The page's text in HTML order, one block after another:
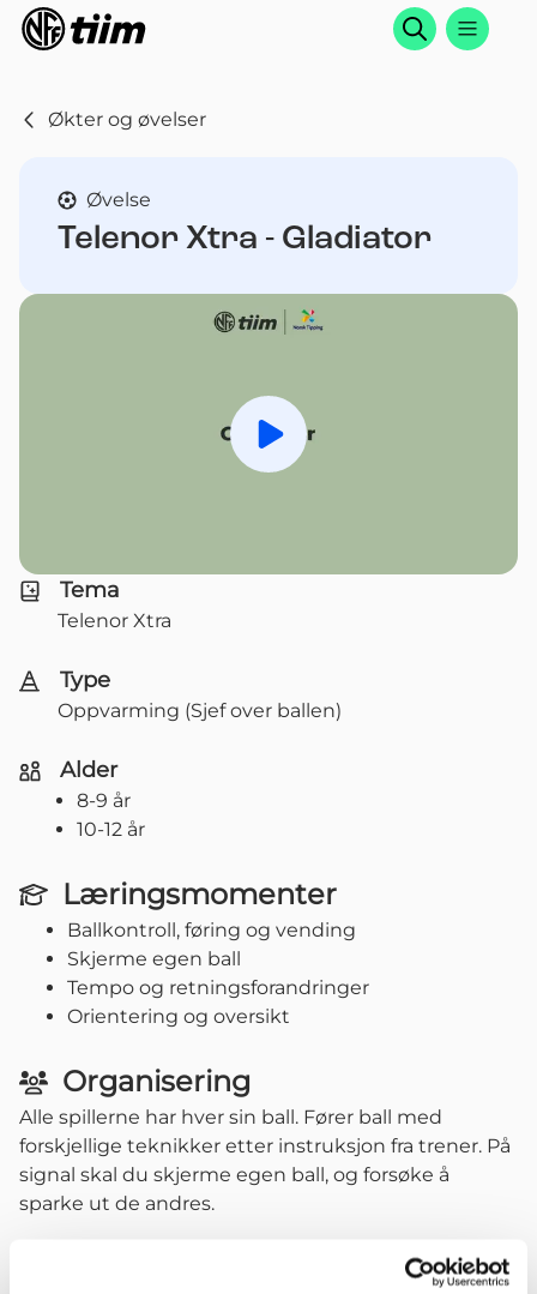
Søk
Økter og øvelser
Øvelse
Telenor Xtra - Gladiator
Spill av
Tema
Telenor Xtra
Type
Oppvarming (Sjef over ballen)
Alder
8-9 år
10-12 år
Læringsmomenter
Ballkontroll, føring og vending
Skjerme egen ball
Tempo og retningsforandringer
Orientering og oversikt
Organisering
Alle spillerne har hver sin ball. Fører ball med
forskjellige teknikker etter instruksjon fra trener. På
signal skal du skjerme egen ball, og forsøke å
sparke ut de andres.